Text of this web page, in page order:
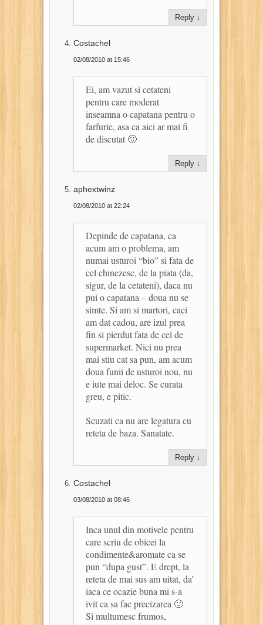
Reply ↓
Costachel
02/08/2010 at 15:46
Ei, am vazut si cetateni
pentru care moderat
inseamna o capatana pentru o
farfurie, asa ca aici ar mai fi
de discutat 🙂
Reply ↓
aphextwinz
02/08/2010 at 22:24
Depinde de capatana, ca
acum am o problema, am
numai usturoi “bio” si fata de
cel chinezesc, de la piata (da,
sigur, de la cetateni), daca nu
pui o capatana – doua nu se
simte. Si am si martori, caci
am dat cadou, are izul prea
fin si pierdut fata de cel de
supermarket. Nici nu prea
mai stiu cat sa pun, am acum
doua funii de usturoi nou, nu
e iute mai deloc. Se curata
greu, e pitic.
Scuzati ca nu are legatura cu
reteta de baza. Sanatate.
Reply ↓
Costachel
03/08/2010 at 08:46
Inca unul din motivele pentru
care scriu de obicei la
condimente&aromate ca se
pun “dupa gust”. E drept, la
reteta de mai sus am uitat, da’
iaca ce ocazie buna mi s-a
ivit ca sa fac precizarea 🙂
Si multumesc frumos,